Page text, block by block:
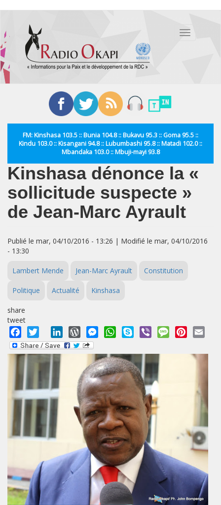
contenu
principal
Toggle
FM: Kinshasa 103.5 :: Bunia 104.8 :: Bukavu 95.3 :: Goma 95.5 ::
Kindu 103.0 :: Kisangani 94.8 :: Lubumbashi 95.8 :: Matadi 102.0 ::
Mbandaka 103.0 :: Mbuji-mayi 93.8
Kinshasa dénonce la «
sollicitude suspecte »
de Jean-Marc Ayrault
Publié le mar, 04/10/2016 - 13:26 | Modifié le mar, 04/10/2016
- 13:30
Lambert Mende Jean-Marc Ayrault Constitution
Politique Actualité Kinshasa
share
tweet
Facebook
Twitter LinkedInWordPressMessengerWhatsApp
Skype Viber MessagePinterest